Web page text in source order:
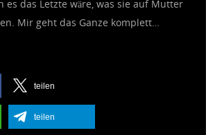
es das Letzte wäre, was sie auf Mutter
Mir geht das Ganze komplett…
teilen
teilen